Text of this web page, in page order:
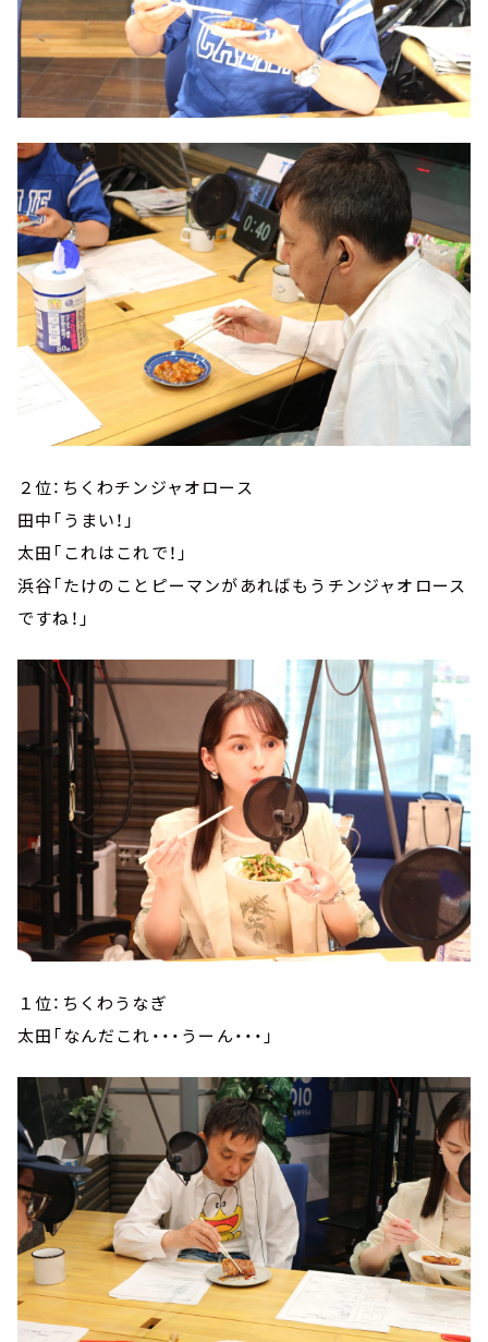
２位：ちくわチンジャオロース
田中「うまい！」
太田「これはこれで！」
浜谷「たけのことピーマンがあればもうチンジャオロース
ですね！」
１位：ちくわうなぎ
太田「なんだこれ・・・うーん・・・」